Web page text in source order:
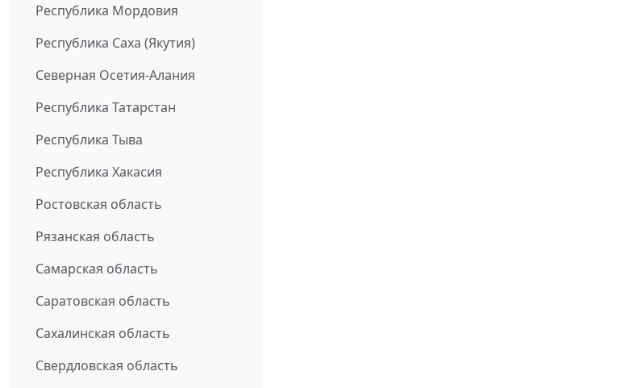
Республика Мордовия
Республика Саха (Якутия)
Северная Осетия-Алания
Республика Татарстан
Республика Тыва
Республика Хакасия
Ростовская область
Рязанская область
Самарская область
Саратовская область
Сахалинская область
Свердловская область